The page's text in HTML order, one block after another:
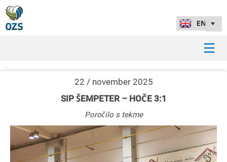
22 / november 2025
SIP ŠEMPETER – HOČE 3:1
Poročilo s tekme